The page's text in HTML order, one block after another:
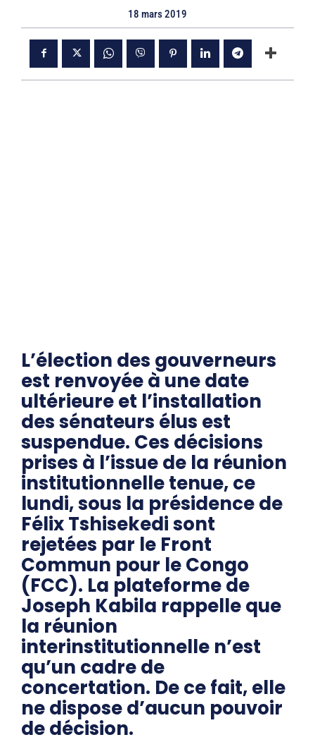
18 mars 2019
L’élection des gouverneurs
est renvoyée à une date
ultérieure et l’installation
des sénateurs élus est
suspendue. Ces décisions
prises à l’issue de la réunion
institutionnelle tenue, ce
lundi, sous la présidence de
Félix Tshisekedi sont
rejetées par le Front
Commun pour le Congo
(FCC). La plateforme de
Joseph Kabila rappelle que
la réunion
interinstitutionnelle n’est
qu’un cadre de
concertation. De ce fait, elle
ne dispose d’aucun pouvoir
de décision.